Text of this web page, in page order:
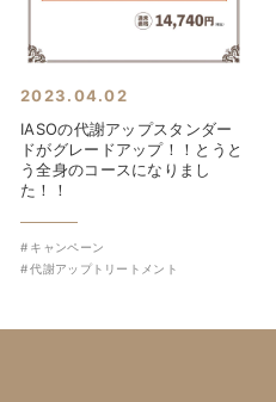
2023.04.02
IASOの代謝アップスタンダー
ドがグレードアップ！！とうと
う全身のコースになりまし
た！！
キャンペーン
代謝アップトリートメント